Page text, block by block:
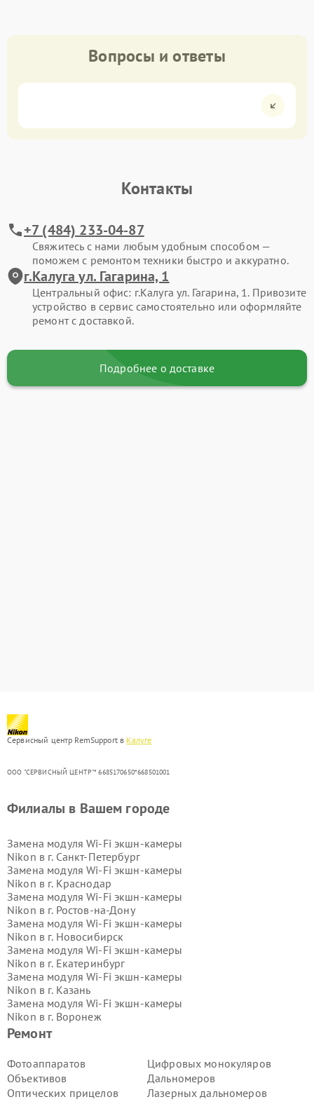
Вопросы и ответы
Контакты
+7 (484) 233-04-87
Свяжитесь с нами любым удобным способом —
поможем с ремонтом техники быстро и аккуратно.
г.Калуга ул. Гагарина, 1
Центральный офис: г.Калуга ул. Гагарина, 1. Привозите
устройство в сервис самостоятельно или оформляйте
ремонт с доставкой.
Подробнее о доставке
Сервисный центр RemSupport в Калуге
ООО "СЕРВИСНЫЙ ЦЕНТР"* 6685170650*668501001
Ремонт
Фотоаппаратов
Объективов
Оптических прицелов
Цифровых монокуляров
Дальномеров
Лазерных дальномеров
Филиалы в Вашем городе
Замена модуля Wi-Fi экшн-камеры
Nikon в г. Санкт-Петербург
Замена модуля Wi-Fi экшн-камеры
Nikon в г. Краснодар
Замена модуля Wi-Fi экшн-камеры
Nikon в г. Ростов-на-Дону
Замена модуля Wi-Fi экшн-камеры
Nikon в г. Новосибирск
Замена модуля Wi-Fi экшн-камеры
Nikon в г. Екатеринбург
Замена модуля Wi-Fi экшн-камеры
Nikon в г. Казань
Замена модуля Wi-Fi экшн-камеры
Nikon в г. Воронеж
Замена модуля Wi-Fi экшн-камеры
Замена модуля Wi-Fi экшн-камеры
Nikon в г.Самара
Замена модуля Wi-Fi экшн-камеры
Nikon в г.Пермь